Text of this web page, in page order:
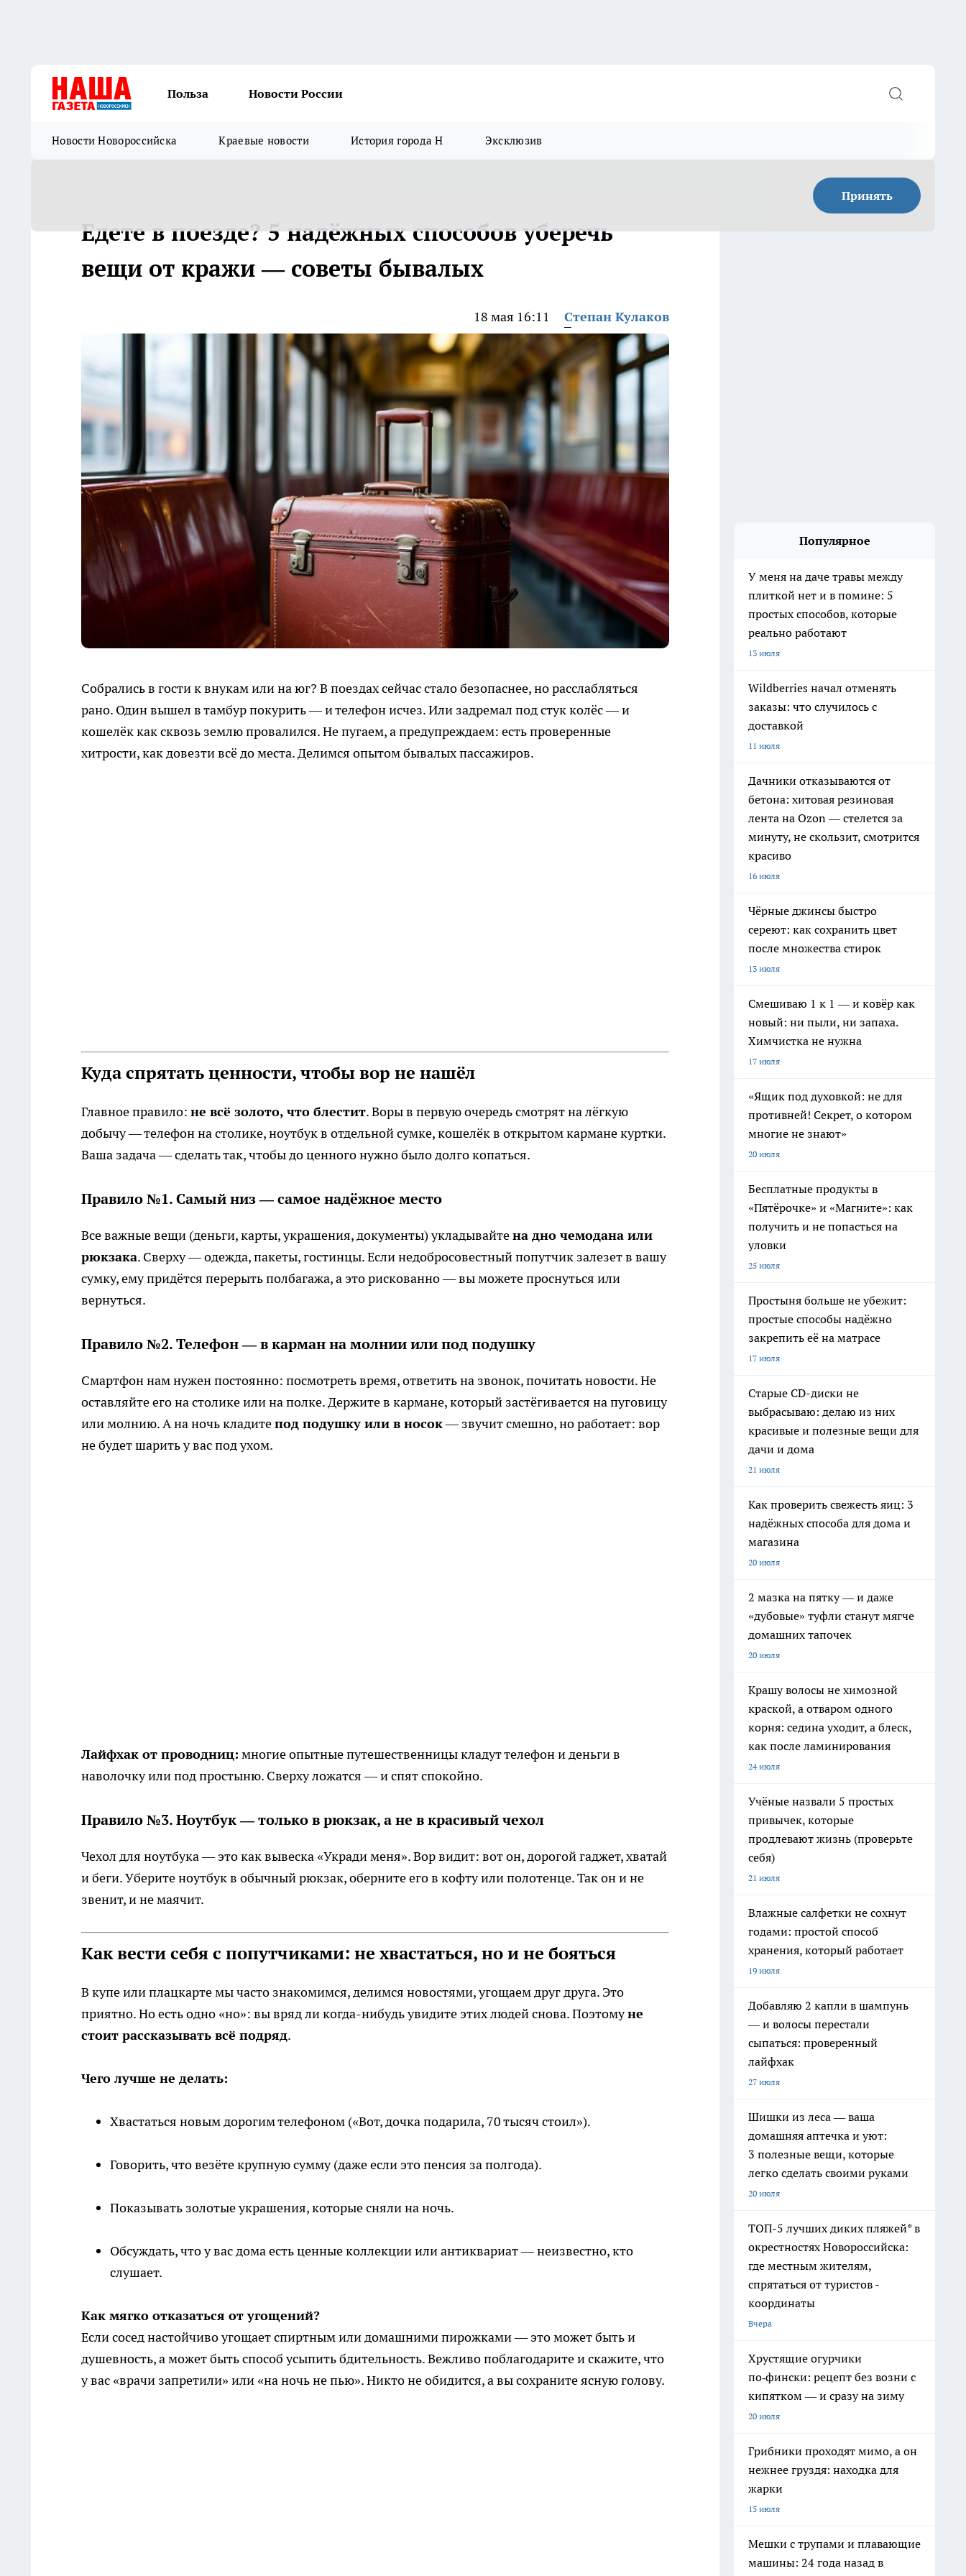
Польза Новости России
Новости Новороссийска Краевые новости История города Н Эксклюзив
Принять
Едете в поезде? 5 надёжных способов уберечь
вещи от кражи — советы бывалых
18 мая 16:11 Степан Кулаков
Собрались в гости к внукам или на юг? В поездах сейчас стало безопаснее, но расслабляться
рано. Один вышел в тамбур покурить — и телефон исчез. Или задремал под стук колёс — и
кошелёк как сквозь землю провалился. Не пугаем, а предупреждаем: есть проверенные
хитрости, как довезти всё до места. Делимся опытом бывалых пассажиров.
Куда спрятать ценности, чтобы вор не нашёл
Главное правило: не всё золото, что блестит. Воры в первую очередь смотрят на лёгкую
добычу — телефон на столике, ноутбук в отдельной сумке, кошелёк в открытом кармане куртки.
Ваша задача — сделать так, чтобы до ценного нужно было долго копаться.
Правило №1. Самый низ — самое надёжное место
Все важные вещи (деньги, карты, украшения, документы) укладывайтена дно чемодана или
рюкзака. Сверху — одежда, пакеты, гостинцы. Если недобросовестный попутчик залезет в вашу
сумку, ему придётся перерыть полбагажа, а это рискованно — вы можете проснуться или
вернуться.
Правило №2. Телефон — в карман на молнии или под подушку
Смартфон нам нужен постоянно: посмотреть время, ответить на звонок, почитать новости. Не
оставляйте его на столике или на полке. Держите в кармане, который застёгивается на пуговицу
или молнию. А на ночь кладитепод подушку или в носок— звучит смешно, но работает: вор
не будет шарить у вас под ухом.
Лайфхак от проводниц: многие опытные путешественницы кладут телефон и деньги в
наволочку или под простыню. Сверху ложатся — и спят спокойно.
Правило №3. Ноутбук — только в рюкзак, а не в красивый чехол
Чехол для ноутбука — это как вывеска «Укради меня». Вор видит: вот он, дорогой гаджет, хватай
и беги. Уберите ноутбук в обычный рюкзак, оберните его в кофту или полотенце. Так он и не
звенит, и не маячит.
Как вести себя с попутчиками: не хвастаться, но и не бояться
В купе или плацкарте мы часто знакомимся, делимся новостями, угощаем друг друга. Это
приятно. Но есть одно «но»: вы вряд ли когда-нибудь увидите этих людей снова. Поэтомуне
стоит рассказывать всё подряд.
Чего лучше не делать:
Хвастаться новым дорогим телефоном («Вот, дочка подарила, 70 тысяч стоил»).
Говорить, что везёте крупную сумму (даже если это пенсия за полгода).
Показывать золотые украшения, которые сняли на ночь.
Обсуждать, что у вас дома есть ценные коллекции или антиквариат — неизвестно, кто
слушает.
Как мягко отказаться от угощений?
Если сосед настойчиво угощает спиртным или домашними пирожками — это может быть и
душевность, а может быть способ усыпить бдительность. Вежливо поблагодарите и скажите, что
у вас «врачи запретили» или «на ночь не пью». Никто не обидится, а вы сохраните ясную голову.
Популярное
У меня на даче травы между
плиткой нет и в помине: 5
простых способов, которые
реально работают
13 июля
Wildberries начал отменять
заказы: что случилось с
доставкой
11 июля
Дачники отказываются от
бетона: хитовая резиновая
лента на Ozon — стелется за
минуту, не скользит, смотрится
красиво
16 июля
Чёрные джинсы быстро
сереют: как сохранить цвет
после множества стирок
13 июля
Смешиваю 1 к 1 — и ковёр как
новый: ни пыли, ни запаха.
Химчистка не нужна
17 июля
«Ящик под духовкой: не для
противней! Секрет, о котором
многие не знают»
20 июля
Бесплатные продукты в
«Пятёрочке» и «Магните»: как
получить и не попасться на
уловки
25 июля
Простыня больше не убежит:
простые способы надёжно
закрепить её на матрасе
17 июля
Старые CD-диски не
выбрасываю: делаю из них
красивые и полезные вещи для
дачи и дома
21 июля
Как проверить свежесть яиц: 3
надёжных способа для дома и
магазина
20 июля
2 мазка на пятку — и даже
«дубовые» туфли станут мягче
домашних тапочек
20 июля
Крашу волосы не химозной
краской, а отваром одного
корня: седина уходит, а блеск,
как после ламинирования
24 июля
Учёные назвали 5 простых
привычек, которые
продлевают жизнь (проверьте
себя)
21 июля
Влажные салфетки не сохнут
годами: простой способ
хранения, который работает
19 июля
Добавляю 2 капли в шампунь
— и волосы перестали
сыпаться: проверенный
лайфхак
27 июля
Шишки из леса — ваша
домашняя аптечка и уют:
3 полезные вещи, которые
легко сделать своими руками
20 июля
ТОП-5 лучших диких пляжей* в
окрестностях Новороссийска:
где местным жителям,
спрятаться от туристов -
координаты
Вчера
Хрустящие огурчики
по‑фински: рецепт без возни с
кипятком — и сразу на зиму
20 июля
Грибники проходят мимо, а он
нежнее груздя: находка для
жарки
15 июля
Мешки с трупами и плавающие
машины: 24 года назад в